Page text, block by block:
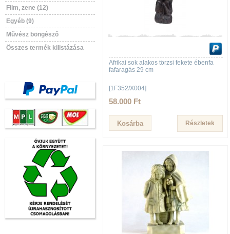
Film, zene (12)
Egyéb (9)
Művész böngésző
Összes termék kilistázása
Afrikai sok alakos törzsi fekete ébenfa
fafaragás 29 cm
[1F352/X004]
58.000 Ft
Részletek